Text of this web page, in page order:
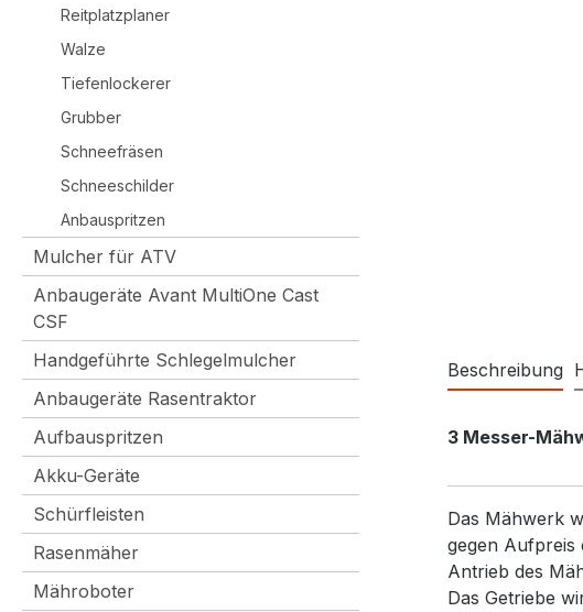
Reitplatzplaner
Walze
Tiefenlockerer
Grubber
Schneefräsen
Schneeschilder
Anbauspritzen
Mulcher für ATV
Anbaugeräte Avant MultiOne Cast
CSF
Handgeführte Schlegelmulcher
Anbaugeräte Rasentraktor
Aufbauspritzen
Akku-Geräte
Schürfleisten
Rasenmäher
Mähroboter
Beschreibung
3 Messer-
Das Mähwerk
gegen Aufpreis
Antrieb des
Das Getriebe